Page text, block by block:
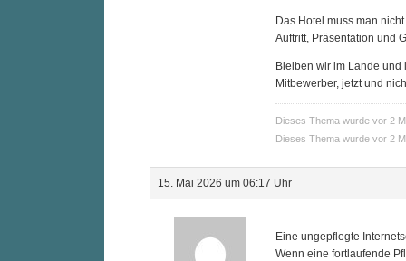
Das Hotel muss man
Auftritt, Präsentation und
Bleiben wir im Lande und
Mitbewerber, jetzt und
Dieses Thema wurde vor 2
Dieses Thema wurde vor 2
15. Mai 2026 um 06:17 Uhr
Eine ungepflegte
Wenn eine fortlaufende